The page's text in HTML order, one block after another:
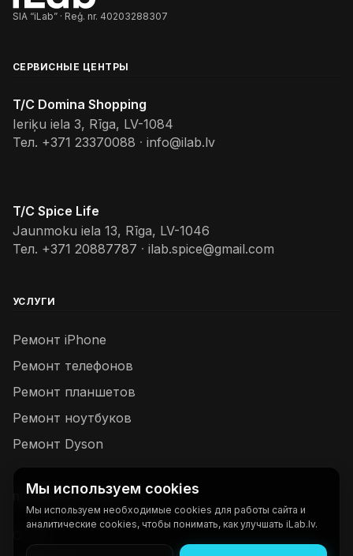
SIA “iLab” · Reģ. nr. 40203288307
СЕРВИСНЫЕ ЦЕНТРЫ
T/C Domina Shopping
Ieriķu iela 3, Rīga, LV-1084
Тел. +371 23370088 · info@ilab.lv
T/C Spice Life
Jaunmoku iela 13, Rīga, LV-1046
Тел. +371 20887787 · ilab.spice@gmail.com
УСЛУГИ
Ремонт iPhone
Ремонт телефонов
Ремонт планшетов
Ремонт ноутбуков
Ремонт Dyson
ПОЛЕЗНЫЕ ССЫЛКИ
Мы используем cookies
Мы используем необходимые cookies для работы сайта и
аналитические cookies, чтобы понимать, как улучшать iLab.lv.